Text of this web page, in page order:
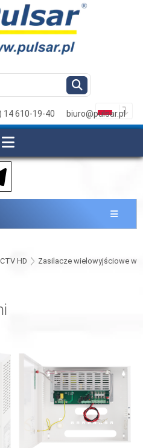
14 610-19-40 biuro@pulsar.pl
HD Zasilacze wielowyjściowe w